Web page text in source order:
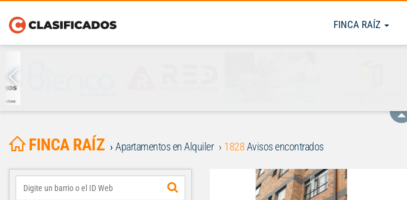
FINCA RAÍZ
FINCA RAÍZ Apartamentos en Alquiler 1828Avisos encontrados